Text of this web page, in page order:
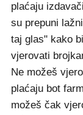
plaćaju
su prepuni
taj glas" kako
vjerovati
Ne možeš
plaćaju bot
možeš čak